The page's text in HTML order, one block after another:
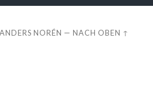
ANDERS NORÉN —NACH OBEN ↑